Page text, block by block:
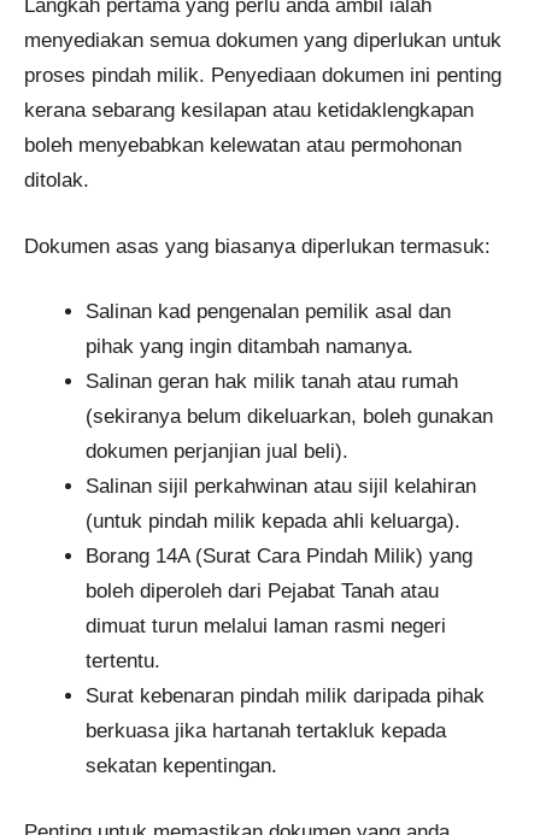
Langkah pertama yang perlu anda ambil ialah
menyediakan semua dokumen yang diperlukan untuk
proses pindah milik. Penyediaan dokumen ini penting
kerana sebarang kesilapan atau ketidaklengkapan
boleh menyebabkan kelewatan atau permohonan
ditolak.
Dokumen asas yang biasanya diperlukan termasuk:
Salinan kad pengenalan pemilik asal dan
pihak yang ingin ditambah namanya.
Salinan geran hak milik tanah atau rumah
(sekiranya belum dikeluarkan, boleh gunakan
dokumen perjanjian jual beli).
Salinan sijil perkahwinan atau sijil kelahiran
(untuk pindah milik kepada ahli keluarga).
Borang 14A (Surat Cara Pindah Milik) yang
boleh diperoleh dari Pejabat Tanah atau
dimuat turun melalui laman rasmi negeri
tertentu.
Surat kebenaran pindah milik daripada pihak
berkuasa jika hartanah tertakluk kepada
sekatan kepentingan.